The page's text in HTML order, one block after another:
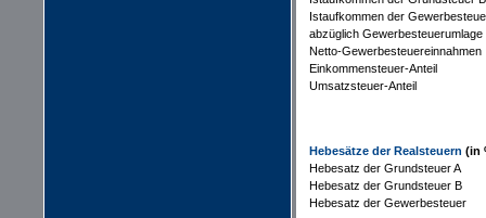
Istaufkommen der
abzüglich Gewerbesteuerumlage
Netto-Gewerbesteuereinnahmen
Einkommensteuer-Anteil
Umsatzsteuer-Anteil
Hebesätze der Realsteuern (in
Hebesatz der Grundsteuer A
Hebesatz der Grundsteuer B
Hebesatz der Gewerbesteuer